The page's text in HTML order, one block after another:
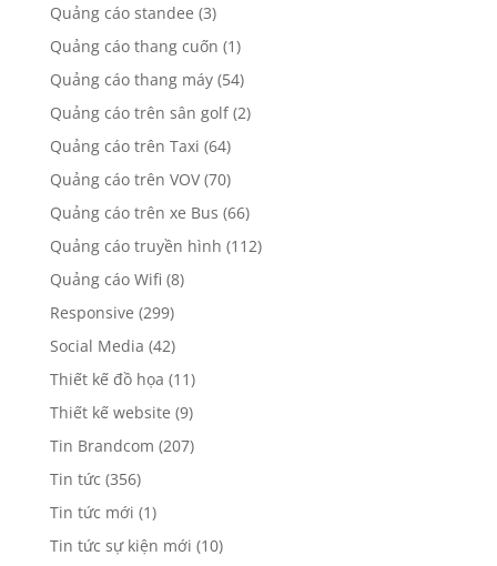
Quảng cáo standee (3)
Quảng cáo thang cuốn (1)
Quảng cáo thang máy(54)
Quảng cáo trên sân golf(2)
Quảng cáo trên Taxi (64)
Quảng cáo trên VOV(70)
Quảng cáo trên xe Bus (66)
Quảng cáo truyền hình (112)
Quảng cáo Wifi (8)
Responsive (299)
Social Media (42)
Thiết kế đồ họa (11)
Thiết kế website (9)
Tin Brandcom (207)
Tin tức (356)
Tin tức mới (1)
Tin tức sự kiện mới (10)